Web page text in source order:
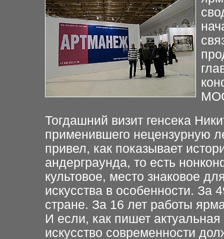
Тогдашний визит генсека
применившего нецензурную
привел, как показывает
андерграунда, то есть
культовое, место знаковое
искусства в особенности. За
стране. За 16 лет работы
И если, как пишет
искусство современности